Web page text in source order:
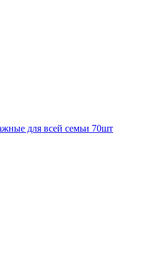
для всей семьи 70шт